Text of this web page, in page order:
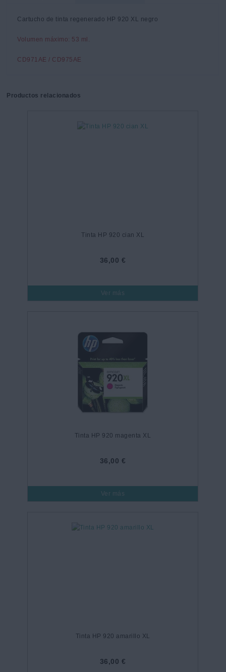
Cartucho de tinta regenerado HP 920 XL negro
Volumen máximo: 53 ml.
CD971AE / CD975AE
Productos relacionados
Tinta HP 920 cian XL
36,00 €
Ver más
Tinta HP 920 magenta XL
36,00 €
Ver más
Tinta HP 920 amarillo XL
36,00 €